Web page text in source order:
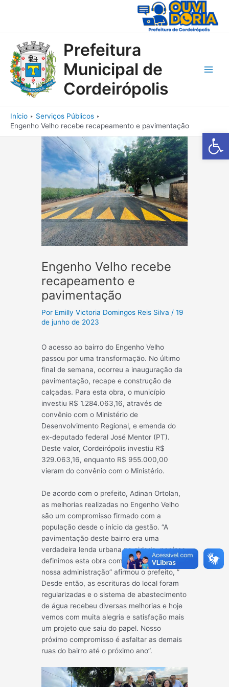
Barra de
Prefeitura
Municipal de
Cordeirópolis
Início
Serviços Públicos
Engenho Velho recebe recapeamento e pavimentação
Engenho Velho recebe
recapeamento e
pavimentação
Por Emilly Victoria Domingos Reis Silva/19
de junho de 2023
O acesso ao bairro do Engenho Velho
passou por uma transformação. No último
final de semana, ocorreu a inauguração da
pavimentação, recape e construção de
calçadas. Para esta obra, o município
investiu R$ 1.284.063,16, através de
convênio com o Ministério de
Desenvolvimento Regional, e emenda do
ex-deputado federal José Mentor (PT).
Deste valor, Cordeirópolis investiu R$
329.063,16, enquanto R$ 955.000,00
vieram do convênio com o Ministério.
De acordo com o prefeito, Adinan Ortolan,
as melhorias realizadas no Engenho Velho
são um compromisso firmado com a
população desde o início da gestão. “A
pavimentação deste bairro era uma
verdadeira lenda urbana na cidade, por isso
definimos esta obra como prioridade da
nossa administração” afirmou o prefeito, ”
Desde então, as escrituras do local foram
regularizadas e o sistema de abastecimento
de água recebeu diversas melhorias e hoje
vemos com muita alegria e satisfação mais
um projeto que saiu do papel. Nosso
próximo compromisso é asfaltar as demais
ruas do bairro até o próximo ano”.